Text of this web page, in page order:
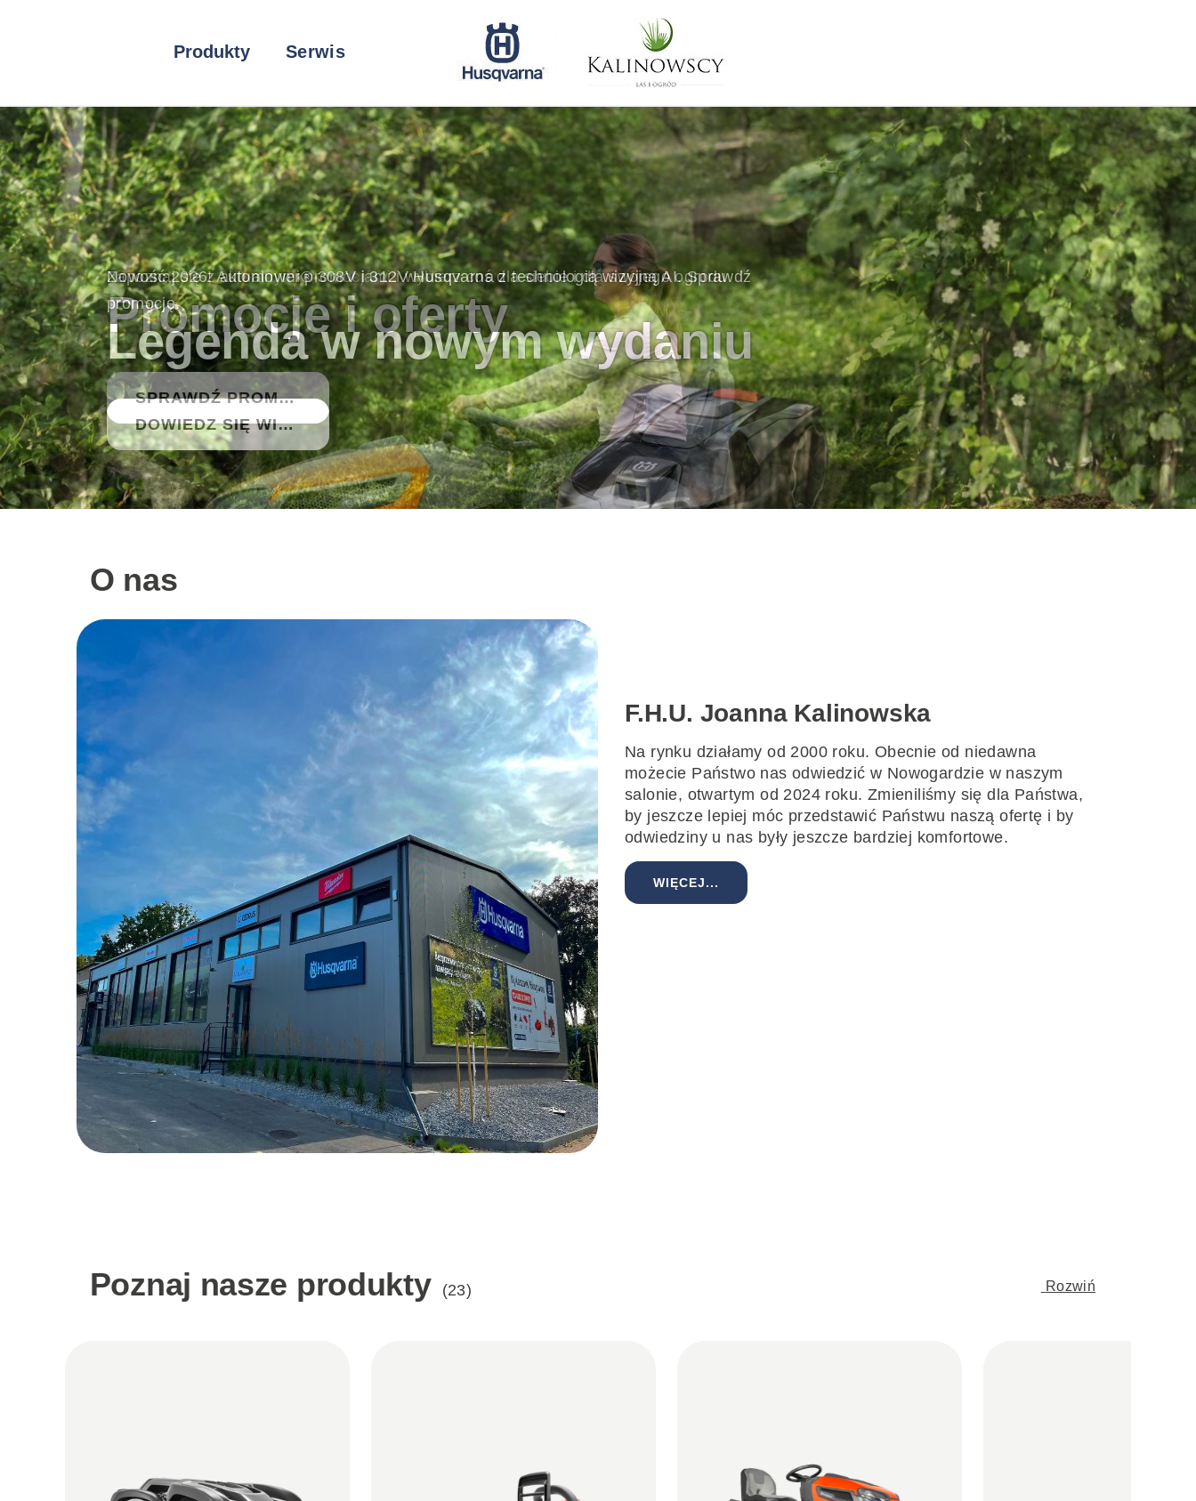
Produkty Serwis
Nowość 2026! Automower® 308V i 312V Husqvarna z technologią wizyjną AI. Sprawdź
promocję.
Legenda w nowym wydaniu
DOWIEDZ SIĘ WIĘCEJ
O nas
F.H.U. Joanna Kalinowska
Na rynku działamy od 2000 roku. Obecnie od niedawna
możecie Państwo nas odwiedzić w Nowogardzie w naszym
salonie, otwartym od 2024 roku. Zmieniliśmy się dla Państwa,
by jeszcze lepiej móc przedstawić Państwu naszą ofertę i by
odwiedziny u nas były jeszcze bardziej komfortowe.
WIĘCEJ...
Poznaj nasze produkty (23) Rozwiń